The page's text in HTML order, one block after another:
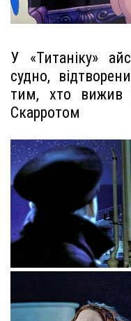
У «Титаніку»
судно,
тим, хто вижив
Скарротом